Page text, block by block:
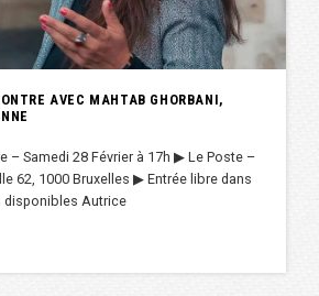
AVEC MAHTAB GHORBANI,
– Samedi 28 Février à 17h ▶︎ Le Poste –
62, 1000 Bruxelles ▶︎ Entrée libre dans
disponibles Autrice